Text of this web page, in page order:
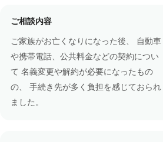
ご相談内容
ご家族がお亡くなりになった後、 自動車
や携帯電話、公共料金などの契約につい
て 名義変更や解約が必要になったもの
の、 手続き先が多く負担を感じておられ
ました。